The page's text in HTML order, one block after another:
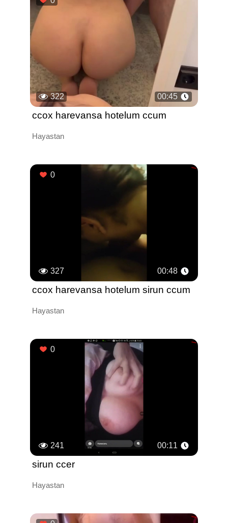
322 00:45
ccox harevansa hotelum ccum
Hayastan
327
0
00:48
ccox harevansa hotelum sirun ccum
Hayastan
241
0
00:11
sirun ccer
Hayastan